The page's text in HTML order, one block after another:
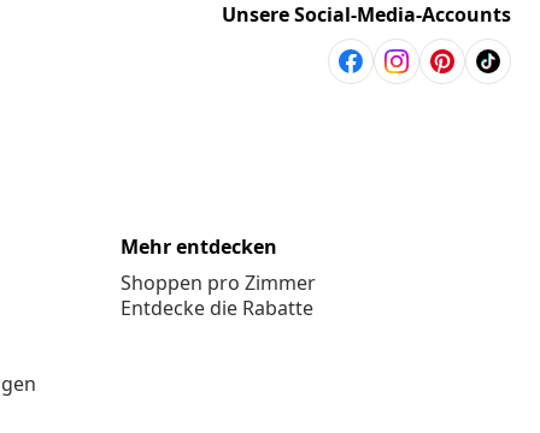
Unsere Social-Media-Accounts
Mehr entdecken
Shoppen pro Zimmer
Entdecke die Rabatte